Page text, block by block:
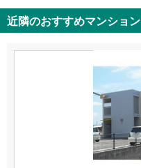
近隣のおすすめマンション